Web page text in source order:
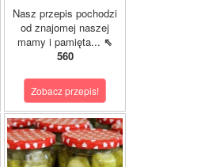
Nasz przepis pochodzi
od znajomej naszej
mamy i pamięta... ⇖
560
Zobacz przepis!